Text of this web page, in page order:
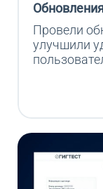
Провели
улучшили